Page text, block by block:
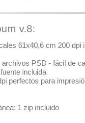
v.8:
61x40,6 cm 200 dpi
archivos PSD - fácil de
incluida
perfectos para
1 zip incluido